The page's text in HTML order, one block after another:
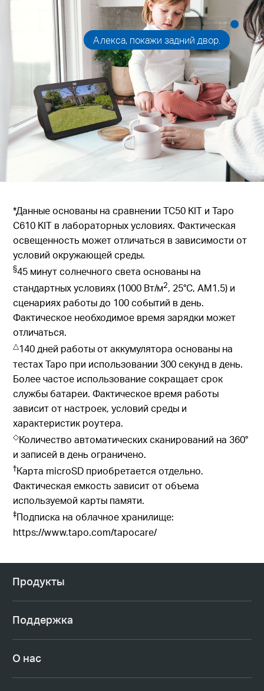
Алекса, покажи задний двор.
*Данные основаны на сравнении TC50 KIT и Tapo
C610 KIT в лабораторных условиях. Фактическая
освещенность может отличаться в зависимости от
условий окружающей среды.
§45 минут солнечного света основаны на
стандартных условиях (1000 Вт/м2, 25°C, AM1.5) и
сценариях работы до 100 событий в день.
Фактическое необходимое время зарядки может
отличаться.
△140 дней работы от аккумулятора основаны на
тестах Tapo при использовании 300 секунд в день.
Более частое использование сокращает срок
службы батареи. Фактическое время работы
зависит от настроек, условий среды и
характеристик роутера.
◇Количество автоматических сканирований на 360°
и записей в день ограничено.
†Карта microSD приобретается отдельно.
Фактическая емкость зависит от объема
используемой карты памяти.
‡Подписка на облачное хранилище:
https://www.tapo.com/tapocare/
Продукты
Поддержка
О нас